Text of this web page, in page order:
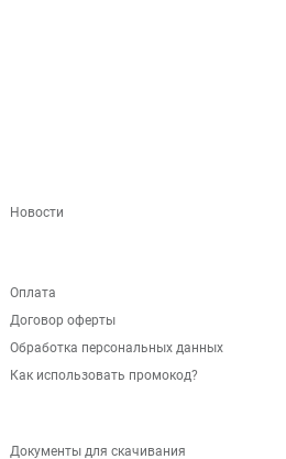
Новости
Оплата
Договор оферты
Обработка персональных данных
Как использовать промокод?
Документы для скачивания